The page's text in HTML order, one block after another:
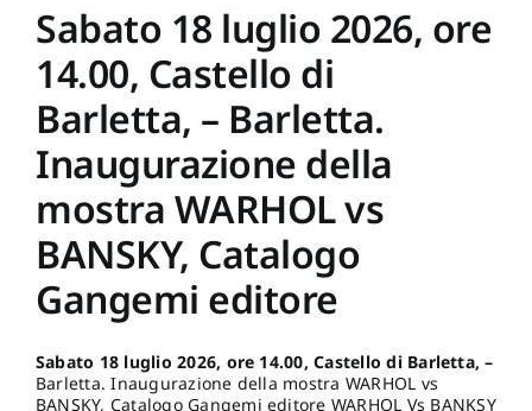
Catalogo
Gangemi
editore
Sabato 18 luglio 2026, ore
14.00, Castello di
Barletta, – Barletta.
Inaugurazione della
mostra WARHOL vs
BANSKY, Catalogo
Gangemi editore
Sabato 18 luglio 2026, ore 14.00, Castello di Barletta, –
Barletta. Inaugurazione della mostra WARHOL vs
BANSKY, Catalogo Gangemi editore WARHOL Vs BANKSY